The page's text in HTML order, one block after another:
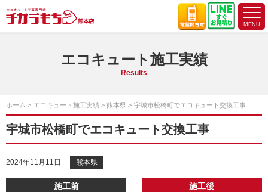
エコキュート施工実績
Results
ホーム エコキュート施工実績 熊本県 宇城市松橋町でエコキュート交換工事
宇城市松橋町でエコキュート交換工事
2024年11月11日 熊本県
施工前 施工後